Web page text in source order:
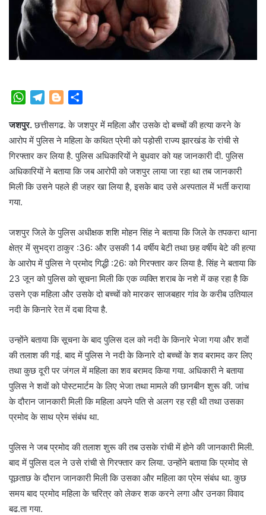
W
a
t
s
A
p
l
e
g
r
a
o
g
g
e
r
a
r
e
जशपुर.छत्तीसगढ. के जशपुर में महिला और उसके दो बच्चों की हत्या करने के
आरोप में पुलिस ने महिला के कथित प्रेमी को पड़ोसी राज्य झारखंड के रांची से
गिरफ्तार कर लिया है. पुलिस अधिकारियों ने बुधवार को यह जानकारी दी. पुलिस
अधिकारियों ने बताया कि जब आरोपी को जशपुर लाया जा रहा था तब जानकारी
मिली कि उसने पहले ही जहर खा लिया है, इसके बाद उसे अस्पताल में भर्ती कराया
गया.
जशपुर जिले के पुलिस अधीक्षक शशि मोहन सिंह ने बताया कि जिले के तपकरा थाना
क्षेत्र में सुभद्रा ठाकुर :36: और उसकी 14 वर्षीय बेटी तथा छह वर्षीय बेटे की हत्या
के आरोप में पुलिस ने प्रमोद गिद्धी :26: को गिरफ्तार कर लिया है. सिंह ने बताया कि
23 जून को पुलिस को सूचना मिली कि एक व्यक्ति शराब के नशे में कह रहा है कि
उसने एक महिला और उसके दो बच्चों को मारकर साजबहार गांव के करीब उतियाल
नदी के किनारे रेत में दबा दिया है.
उन्होंने बताया कि सूचना के बाद पुलिस दल को नदी के किनारे भेजा गया और शवों
की तलाश की गई. बाद में पुलिस ने नदी के किनारे दो बच्चों के शव बरामद कर लिए
तथा कुछ दूरी पर जंगल में महिला का शव बरामद किया गया. अधिकारी ने बताया
पुलिस ने शवों को पोस्टमार्टम के लिए भेजा तथा मामले की छानबीन शुरू की. जांच
के दौरान जानकारी मिली कि महिला अपने पति से अलग रह रही थी तथा उसका
प्रमोद के साथ प्रेम संबंध था.
पुलिस ने जब प्रमोद की तलाश शुरू की तब उसके रांची में होने की जानकारी मिली.
बाद में पुलिस दल ने उसे रांची से गिरफ्तार कर लिया. उन्होंने बताया कि प्रमोद से
पूछताछ के दौरान जानकारी मिली कि उसका और महिला का प्रेम संबंध था. कुछ
समय बाद प्रमोद महिला के चरित्र को लेकर शक करने लगा और उनका विवाद
बढ.ता गया.